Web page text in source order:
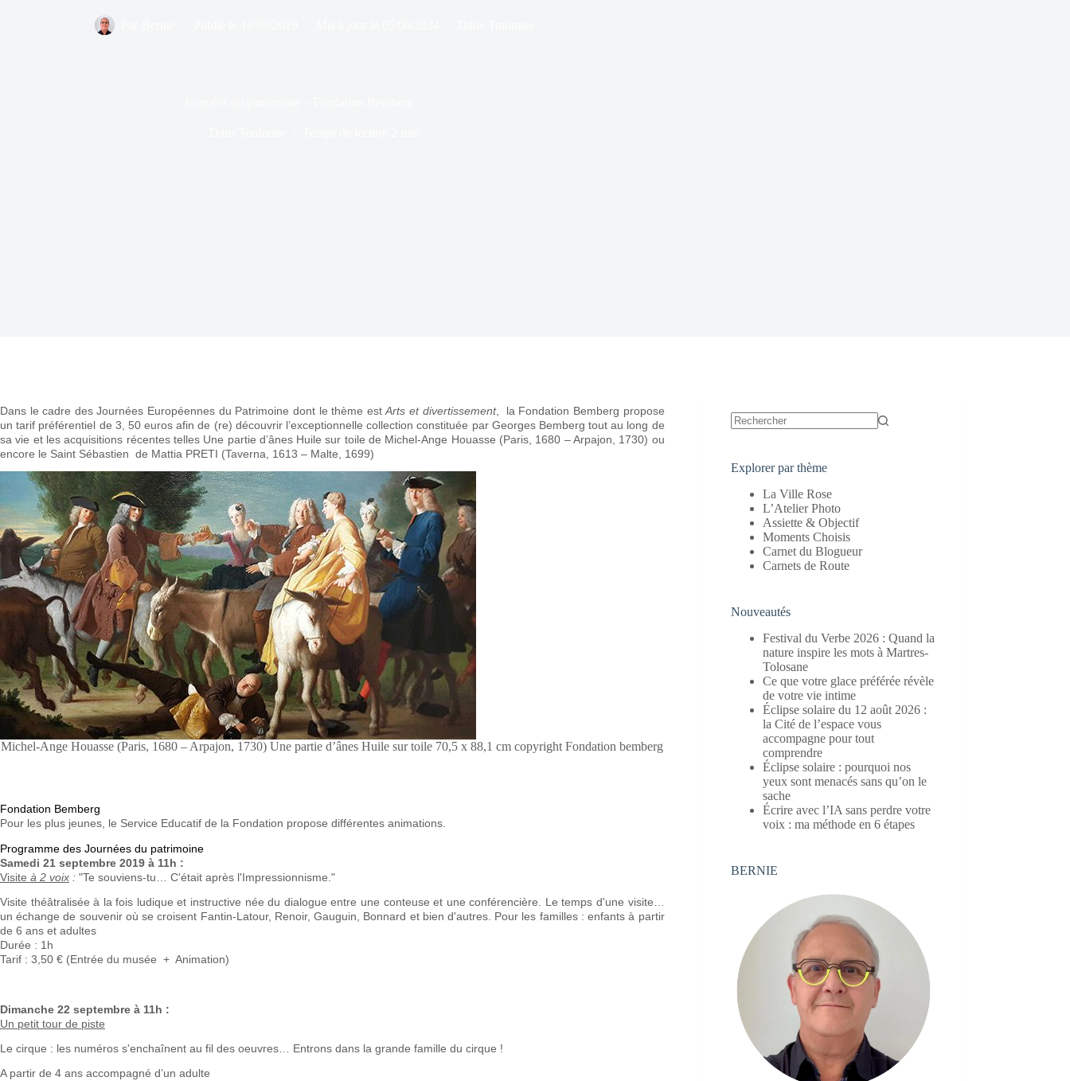
Dans le cadre des Journées Européennes du Patrimoine dont le thème estArts et divertissement, la Fondation Bemberg propose
un tarif préférentiel de 3, 50 euros afin de (re) découvrir l’exceptionnelle collection constituée par Georges Bemberg tout au long de
sa vie et les acquisitions récentes telles Une partie d’ânes Huile sur toile de Michel-Ange Houasse (Paris, 1680 – Arpajon, 1730) ou
encore le Saint Sébastien de Mattia PRETI (Taverna, 1613 – Malte, 1699)
Michel-Ange Houasse (Paris, 1680 – Arpajon, 1730) Une partie d’ânes Huile sur toile 70,5 x 88,1 cm copyright Fondation bemberg
Fondation Bemberg
Pour les plus jeunes, le Service Educatif de la Fondation propose différentes animations.
Programme des Journées du patrimoine
Samedi 21 septembre 2019 à 11h :
Visite à 2 voix : "Te souviens-tu… C'était après l'Impressionnisme."
Visite théâtralisée à la fois ludique et instructive née du dialogue entre une conteuse et une conférencière. Le temps d'une visite…
un échange de souvenir où se croisent Fantin-Latour, Renoir, Gauguin, Bonnard et bien d'autres. Pour les familles : enfants à partir
de 6 ans et adultes
Durée : 1h
Tarif : 3,50 € (Entrée du musée + Animation)
Dimanche 22 septembre à 11h :
Un petit tour de piste
Le cirque : les numéros s'enchaînent au fil des oeuvres… Entrons dans la grande famille du cirque !
A partir de 4 ans accompagné d’un adulte
Explorer par thème
La Ville Rose
L’Atelier Photo
Assiette & Objectif
Moments Choisis
Carnet du Blogueur
Carnets de Route
Nouveautés
Festival du Verbe 2026 : Quand la
nature inspire les mots à Martres-
Tolosane
Ce que votre glace préférée révèle
de votre vie intime
Éclipse solaire du 12 août 2026 :
la Cité de l’espace vous
accompagne pour tout
comprendre
Éclipse solaire : pourquoi nos
yeux sont menacés sans qu’on le
sache
Écrire avec l’IA sans perdre votre
voix : ma méthode en 6 étapes
BERNIE